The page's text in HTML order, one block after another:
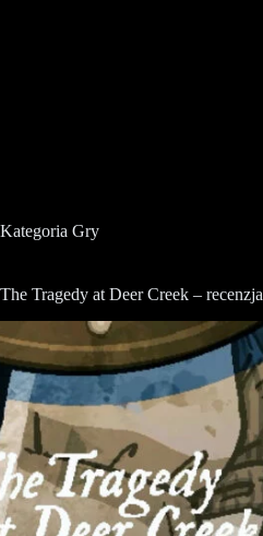
Kategoria Gry
The Tragedy at Deer Creek – recenzja